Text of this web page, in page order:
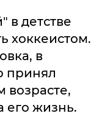
в детстве
хоккеистом.
в
принял
возрасте,
его жизнь.